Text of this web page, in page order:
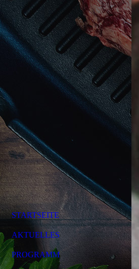
STARTSEITE
AKTUELLES
PROGRAMM